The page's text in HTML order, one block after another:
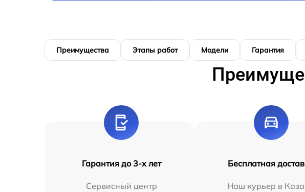
Преимущества Этапы работ Модели Гарантия
Гарантия до 3-х лет
Сервисный центр
Бесплатная
Наш курьер в